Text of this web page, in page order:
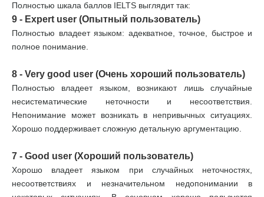
Полностью шкала баллов IELTS выглядит так:
9 - Expert user (Опытный пользователь)
Полностью владеет языком: адекватное, точное, быстрое и
полное понимание.
8 - Very good user (Очень хороший пользователь)
Полностью владеет языком, возникают лишь случайные
несистематические неточности и несоответствия.
Непонимание может возникать в непривычных ситуациях.
Хорошо поддерживает сложную детальную аргументацию.
7 - Good user (Хороший пользователь)
Хорошо владеет языком при случайных неточностях,
несоответствиях и незначительном недопонимании в